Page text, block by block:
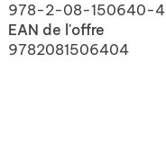
978-2-08-150640-4
EAN de l'offre
9782081506404